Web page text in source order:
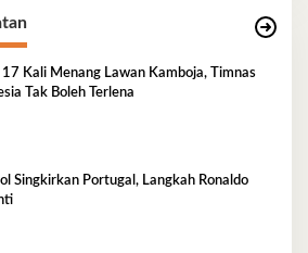
17 Kali Menang Lawan Kamboja, Timnas
Tak Boleh Terlena
Singkirkan Portugal, Langkah Ronaldo